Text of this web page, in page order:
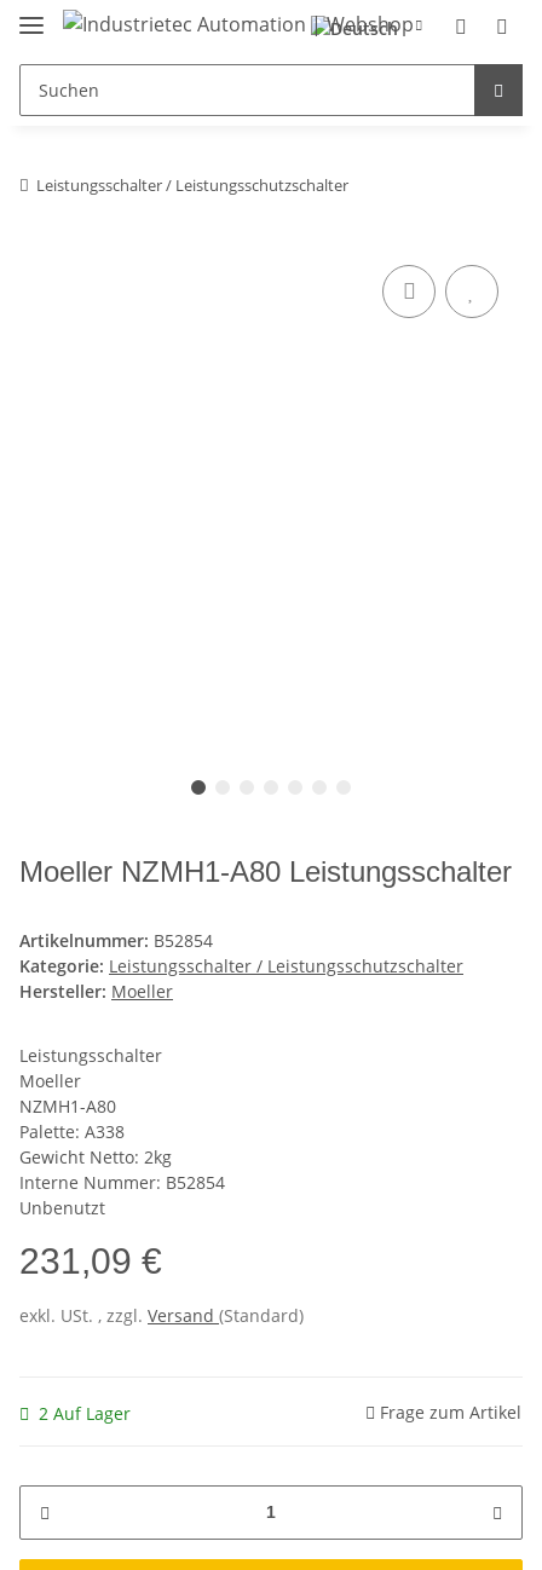
Leistungsschalter / Leistungsschutzschalter
Moeller NZMH1-A80 Leistungsschalter
Artikelnummer: B52854
Kategorie: Leistungsschalter / Leistungsschutzschalter
Hersteller: Moeller
Leistungsschalter
Moeller
NZMH1-A80
Palette: A338
Gewicht Netto: 2kg
Interne Nummer: B52854
Unbenutzt
231,09 €
exkl. USt. , zzgl. Versand (Standard)
2 Auf Lager Frage zum Artikel